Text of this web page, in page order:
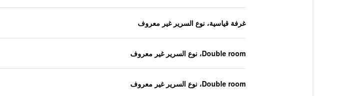
غرفة قياسية، نوع السرير غير معروف
Double room، نوع السرير غير معروف
Double room، نوع السرير غير معروف